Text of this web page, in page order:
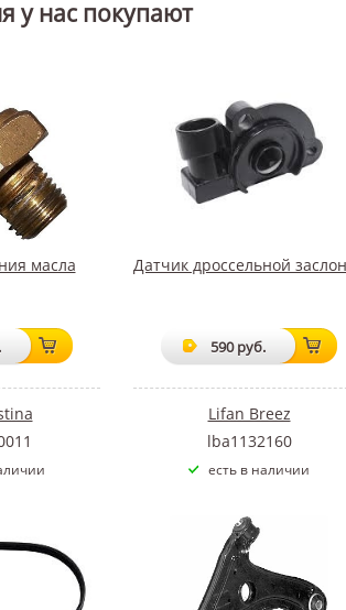
у нас покупают
масла Датчик дроссельной
590 руб.
Lifan Breez
lba1132160
есть в наличии